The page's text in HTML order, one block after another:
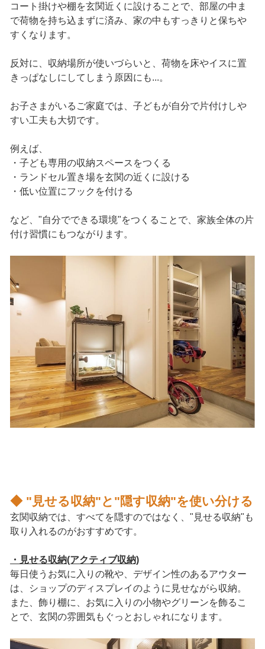
コート掛けや棚を玄関近くに設けることで、部屋の中ま
で荷物を持ち込まずに済み、家の中もすっきりと保ちや
すくなります。
反対に、収納場所が使いづらいと、荷物を床やイスに置
きっぱなしにしてしまう原因にも...。
お子さまがいるご家庭では、子どもが自分で片付けしや
すい工夫も大切です。
例えば、
・子ども専用の収納スペースをつくる
・ランドセル置き場を玄関の近くに設ける
・低い位置にフックを付ける
など、"自分でできる環境"をつくることで、家族全体の片
付け習慣にもつながります。
◆ "見せる収納"と"隠す収納"を使い分ける
玄関収納では、すべてを隠すのではなく、"見せる収納"も
取り入れるのがおすすめです。
・見せる収納(アクティブ収納)
毎日使うお気に入りの靴や、デザイン性のあるアウター
は、ショップのディスプレイのように見せながら収納。
また、飾り棚に、お気に入りの小物やグリーンを飾るこ
とで、玄関の雰囲気もぐっとおしゃれになります。